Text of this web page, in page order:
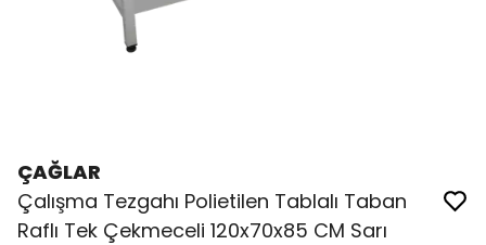
ÇAĞLAR
Çalışma Tezgahı Polietilen Tablalı Taban
Raflı Tek Çekmeceli 120x70x85 CM Sarı